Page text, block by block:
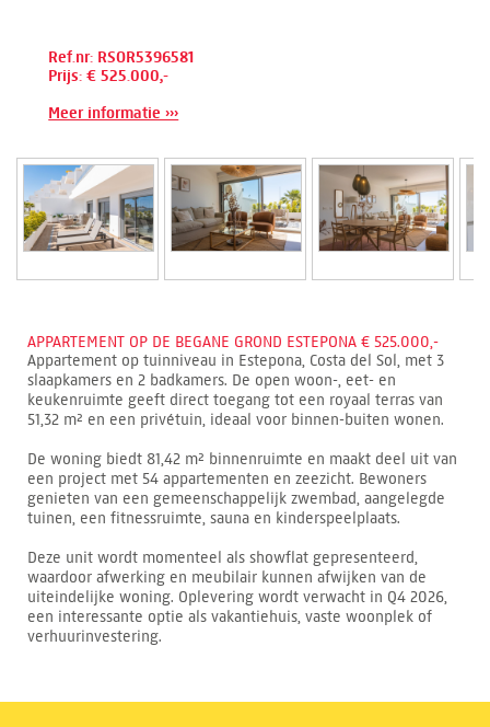
Ref.nr: RSOR5396581
Prijs: € 525.000,-
Meer informatie ›››
APPARTEMENT OP DE BEGANE GROND ESTEPONA € 525.000,-
Appartement op tuinniveau in Estepona, Costa del Sol, met 3
slaapkamers en 2 badkamers. De open woon-, eet- en
keukenruimte geeft direct toegang tot een royaal terras van
51,32 m² en een privétuin, ideaal voor binnen-buiten wonen.
De woning biedt 81,42 m² binnenruimte en maakt deel uit van
een project met 54 appartementen en zeezicht. Bewoners
genieten van een gemeenschappelijk zwembad, aangelegde
tuinen, een fitnessruimte, sauna en kinderspeelplaats.
Deze unit wordt momenteel als showflat gepresenteerd,
waardoor afwerking en meubilair kunnen afwijken van de
uiteindelijke woning. Oplevering wordt verwacht in Q4 2026,
een interessante optie als vakantiehuis, vaste woonplek of
verhuurinvestering.